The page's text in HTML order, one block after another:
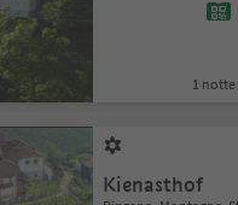
1 notte
Kienasthof